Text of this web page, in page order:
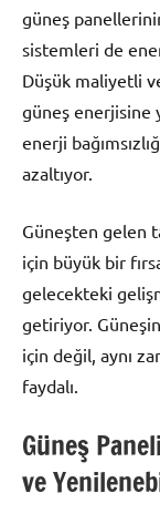
güneş
sistemleri de
Düşük maliyetli
güneş enerjisine
enerji
azaltıyor.
Güneşten gelen
için büyük bir
gelecekteki
getiriyor.
için değil, aynı
faydalı.
Güneş
ve